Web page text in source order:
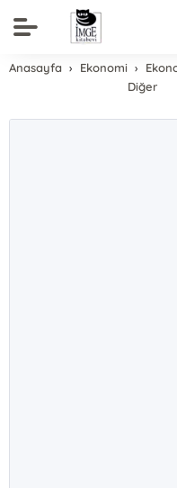
Anasayfa Ekonomi
Diğer